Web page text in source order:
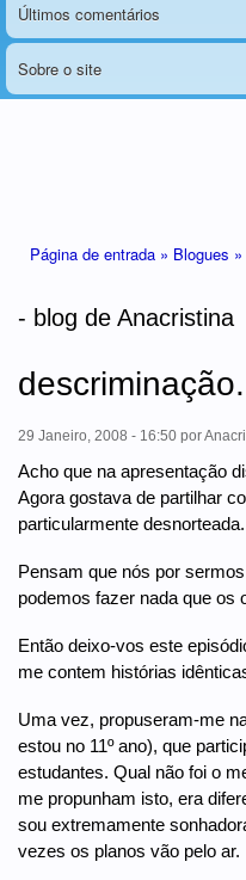
Últimos comentários
Sobre o site
Página de entrada » Blogues »
- blog de Anacristina
29 Janeiro, 2008 - 16:50 por
Acho que na apresentação
Agora gostava de partilhar
particularmente desnorteada.
Pensam que nós por
podemos fazer nada que os
Então deixo-vos este
me contem histórias
Uma vez, propuseram-me
estou no 11º ano), que
estudantes. Qual não foi o
me propunham isto, era
sou extremamente
vezes os planos vão pelo ar.